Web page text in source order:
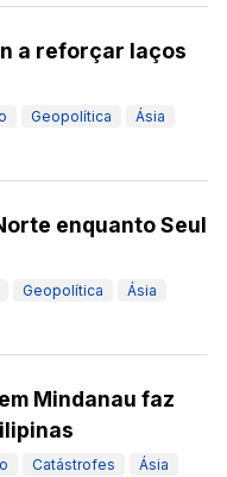
a reforçar laços
Geopolítica Ásia
enquanto Seul
Geopolítica Ásia
Mindanau faz
Catástrofes Ásia